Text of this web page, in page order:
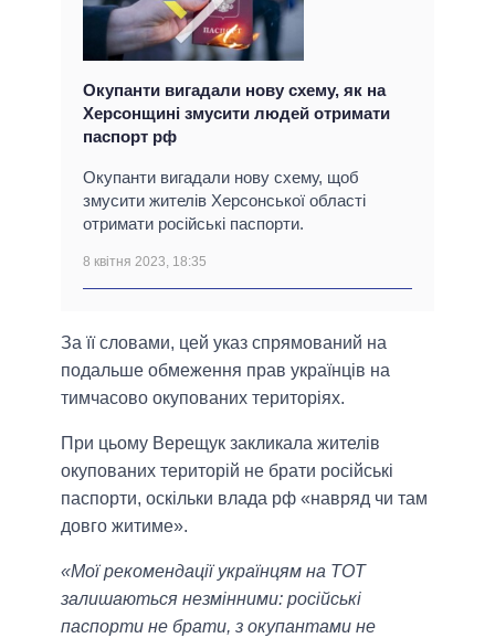
Окупанти вигадали нову схему, як на
Херсонщині змусити людей отримати
паспорт рф
Окупанти вигадали нову схему, щоб
змусити жителів Херсонської області
отримати російські паспорти.
8 квітня 2023, 18:35
За її словами, цей указ спрямований на
подальше обмеження прав українців на
тимчасово окупованих територіях.
При цьому Верещук закликала жителів
окупованих територій не брати російські
паспорти, оскільки влада рф «навряд чи там
довго житиме».
«Мої рекомендації українцям на ТОТ
залишаються незмінними: російські
паспорти не брати, з окупантами не